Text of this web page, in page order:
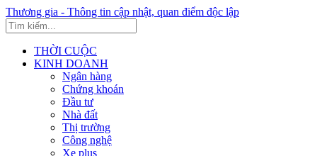
Thương gia - Thông tin cập nhật, quan điểm độc lập
THỜI CUỘC
KINH DOANH
Ngân hàng
Chứng khoán
Đầu tư
Nhà đất
Thị trường
Công nghệ
Xe plus